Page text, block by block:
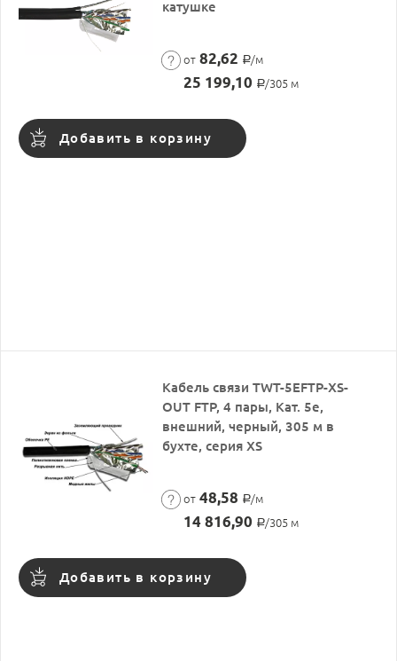
катушке
от 82,62 Р/м
25 199,10 Р/305 м
Добавить в корзину
Кабель связи TWT-5EFTP-XS-
OUT FTP, 4 пары, Кат. 5e,
внешний, черный, 305 м в
бухте, серия XS
от 48,58 Р/м
14 816,90 Р/305 м
Добавить в корзину